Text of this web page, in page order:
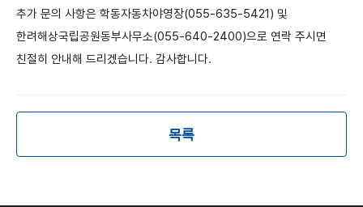
추가 문의 사항은 학동자동차야영장(055-635-5421) 및
한려해상국립공원동부사무소(055-640-2400)으로 연락 주시면
친절히 안내해 드리겠습니다. 감사합니다.
목록